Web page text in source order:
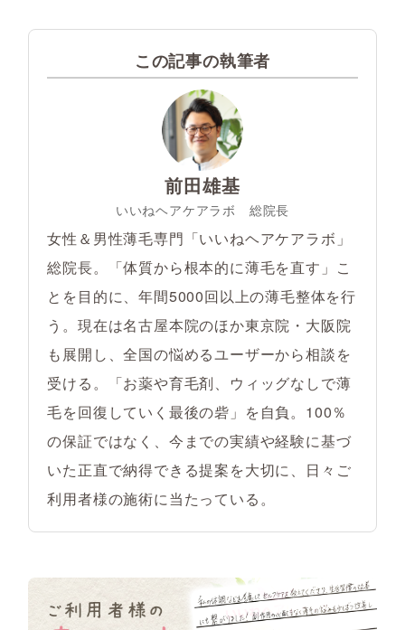
この記事の執筆者
前田雄基
いいねヘアケアラボ 総院長
女性＆男性薄毛専門「いいねヘアケアラボ」
総院長。「体質から根本的に薄毛を直す」こ
とを目的に、年間5000回以上の薄毛整体を行
う。現在は名古屋本院のほか東京院・大阪院
も展開し、全国の悩めるユーザーから相談を
受ける。「お薬や育毛剤、ウィッグなしで薄
毛を回復していく最後の砦」を自負。100％
の保証ではなく、今までの実績や経験に基づ
いた正直で納得できる提案を大切に、日々ご
利用者様の施術に当たっている。